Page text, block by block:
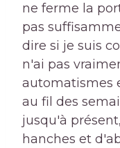
ne ferme la
pas
dire si je suis
n'ai pas
automatismes
au fil des
jusqu'à
hanches et